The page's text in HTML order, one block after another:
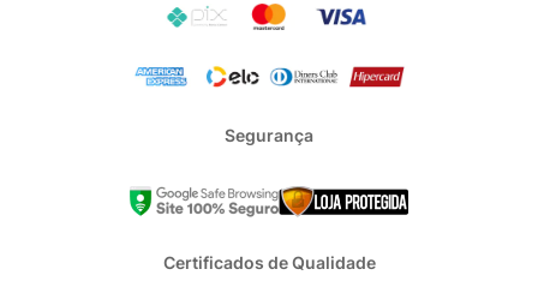
Segurança
Certificados de Qualidade